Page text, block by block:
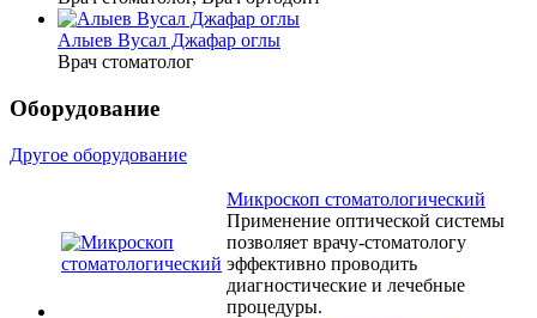
Алыев Вусал Джафар оглы
Врач стоматолог
Оборудование
Другое оборудование
Микроскоп стоматологический
Применение оптической системы
позволяет врачу-стоматологу
эффективно проводить
диагностические и лечебные
процедуры.